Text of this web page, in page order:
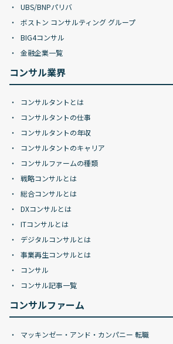
UBS/BNPパリバ
ボストン コンサルティング グループ
BIG4コンサル
金融企業一覧
コンサル業界
コンサルタントとは
コンサルタントの仕事
コンサルタントの年収
コンサルタントのキャリア
コンサルファームの種類
戦略コンサルとは
総合コンサルとは
DXコンサルとは
ITコンサルとは
デジタルコンサルとは
事業再生コンサルとは
コンサル
コンサル記事一覧
コンサルファーム
マッキンゼー・アンド・カンパニー 転職